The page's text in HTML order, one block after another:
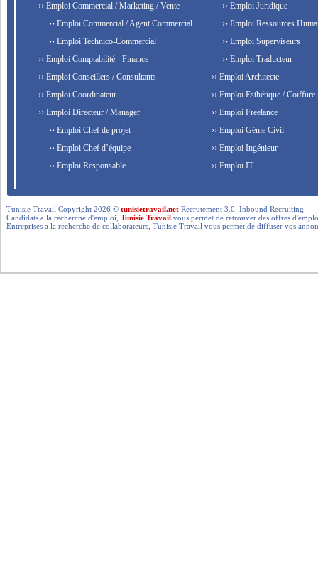
›› Emploi Commercial / Marketing / Vente
›› Emploi Commercial / Agent Commercial
›› Emploi Technico-Commercial
›› Emploi Comptabilité - Finance
›› Emploi Conseillers / Consultants
›› Emploi Coordinateur
›› Emploi Directeur / Manager
›› Emploi Chef de projet
›› Emploi Chef d’équipe
›› Emploi Responsable
›› Emploi Juridique
›› Emploi Ressources
›› Emploi Superviseurs
›› Emploi Traducteur
›› Emploi Architecte
›› Emploi Esthétique / Coiffure
›› Emploi Freelance
›› Emploi Génie Civil
›› Emploi Ingénieur
›› Emploi IT
Tunisie Travail Copyright 2026 ©tunisietravail.net Recrutement 3.0, Inbound Recruiting .-
Candidats a la recherche d'emploi,Tunisie Travail vous permet de retrouver des offres
Entreprises a la recherche de collaborateurs, Tunisie Travail vous permet de diffuser vos